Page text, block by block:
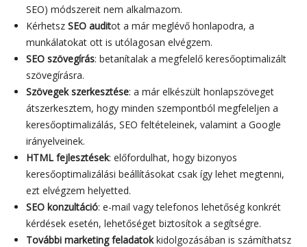
SEO) módszereit nem alkalmazom.
KérhetszSEO auditot a már meglévő honlapodra, a
munkálatokat ott is utólagosan elvégzem.
SEO szövegírás: betanítalak a megfelelő keresőoptimalizált
szövegírásra.
Szövegek szerkesztése: a már elkészült honlapszöveget
átszerkesztem, hogy minden szempontból megfeleljen a
keresőoptimalizálás, SEO feltételeinek, valamint a Google
irányelveinek.
HTML fejlesztések: előfordulhat, hogy bizonyos
keresőoptimalizálási beállításokat csak így lehet megtenni,
ezt elvégzem helyetted.
SEO konzultáció: e-mail vagy telefonos lehetőség konkrét
kérdések esetén, lehetőséget biztosítok a segítségre.
További marketing feladatokkidolgozásában is számíthatsz